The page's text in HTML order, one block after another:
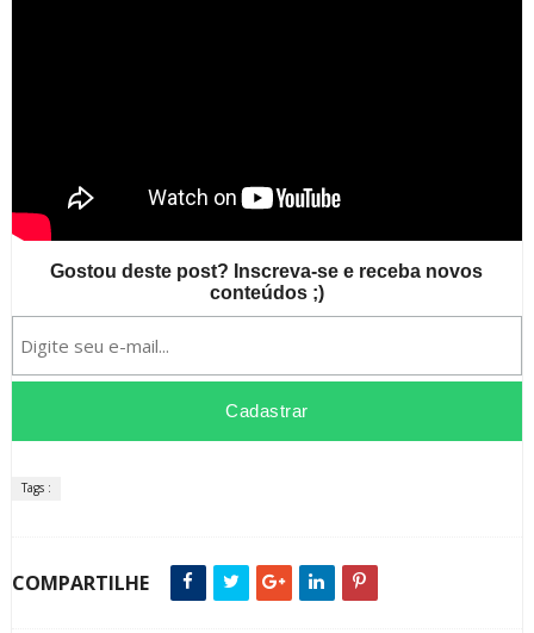
Gostou deste post? Inscreva-se e receba novos
conteúdos ;)
Tags :
COMPARTILHE